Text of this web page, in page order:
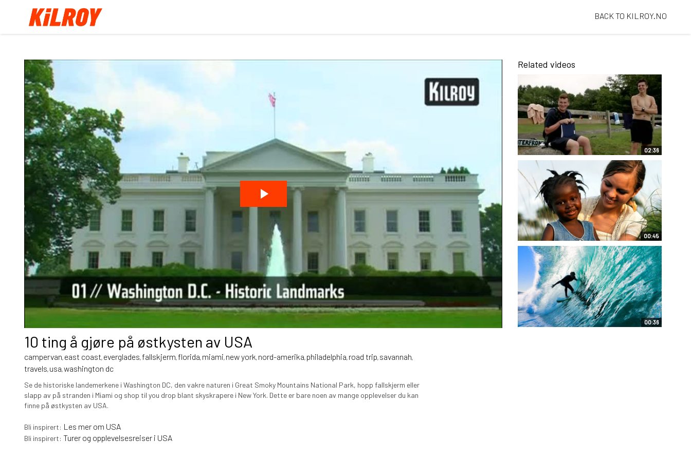
BACK TO KILROY.NO
10 ting å gjøre på østkysten av USA
campervan, east coast, everglades,fallskjerm,florida, miami, new york, nord-amerika, philadelphia, road trip, savannah,
travels, usa,washington dc
Se de historiske landemerkene i Washington DC, den vakre naturen i Great Smoky Mountains National Park, hopp fallskjerm eller
slapp av på stranden i Miami og shop til you drop blant skyskrapere i New York. Dette er bare noen av mange opplevelser du kan
finne på østkysten av USA.
Bli inspirert: Les mer om USA
Bli inspirert: Turer og opplevelsesreiser i USA
Related videos
02:36
00:45
00:36